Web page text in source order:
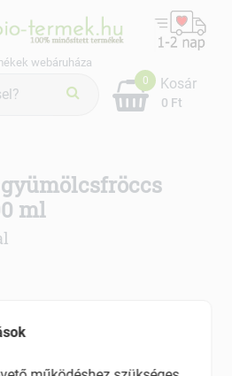
webáruháza
0
0 Ft
Kosár
ml
származó